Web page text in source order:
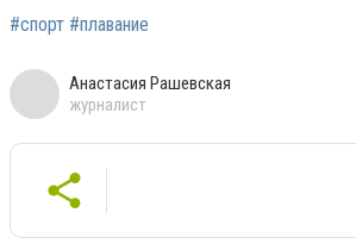
#спорт #плавание
Анастасия Рашевская
журналист